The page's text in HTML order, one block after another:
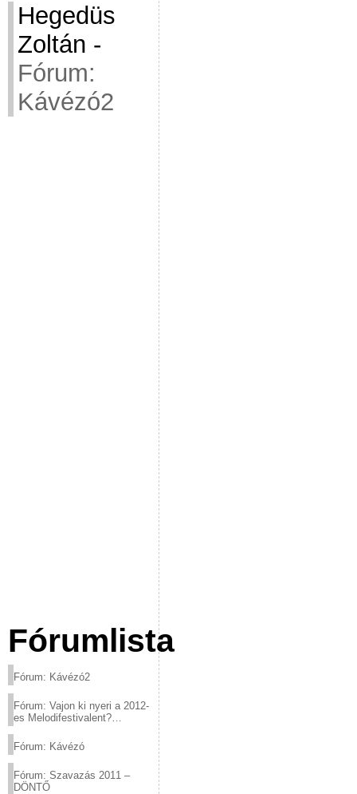
Hegedüs
Zoltán -
Fórum:
Kávézó2
Fórumlista
Fórum: Kávézó2
Fórum: Vajon ki nyeri a 2012-
es Melodifestivalent?
Fórum: Kávézó
Fórum: Szavazás 2011 –
DÖNTŐ